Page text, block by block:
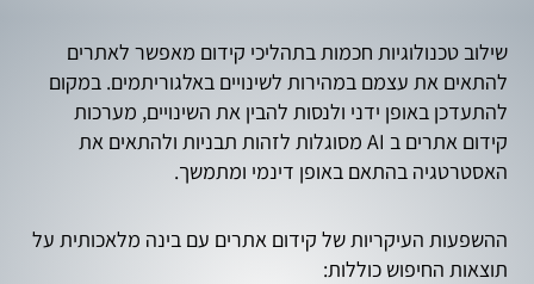
שילוב טכנולוגיות חכמות בתהליכי קידום מאפשר לאתרים
להתאים את עצמם במהירות לשינויים באלגוריתמים. במקום
להתעדכן באופן ידני ולנסות להבין את השינויים, מערכות
קידום אתרים ב AI מסוגלות לזהות תבניות ולהתאים את
האסטרטגיה בהתאם באופן דינמי ומתמשך.
ההשפעות העיקריות של קידום אתרים עם בינה מלאכותית על
תוצאות החיפוש כוללות: